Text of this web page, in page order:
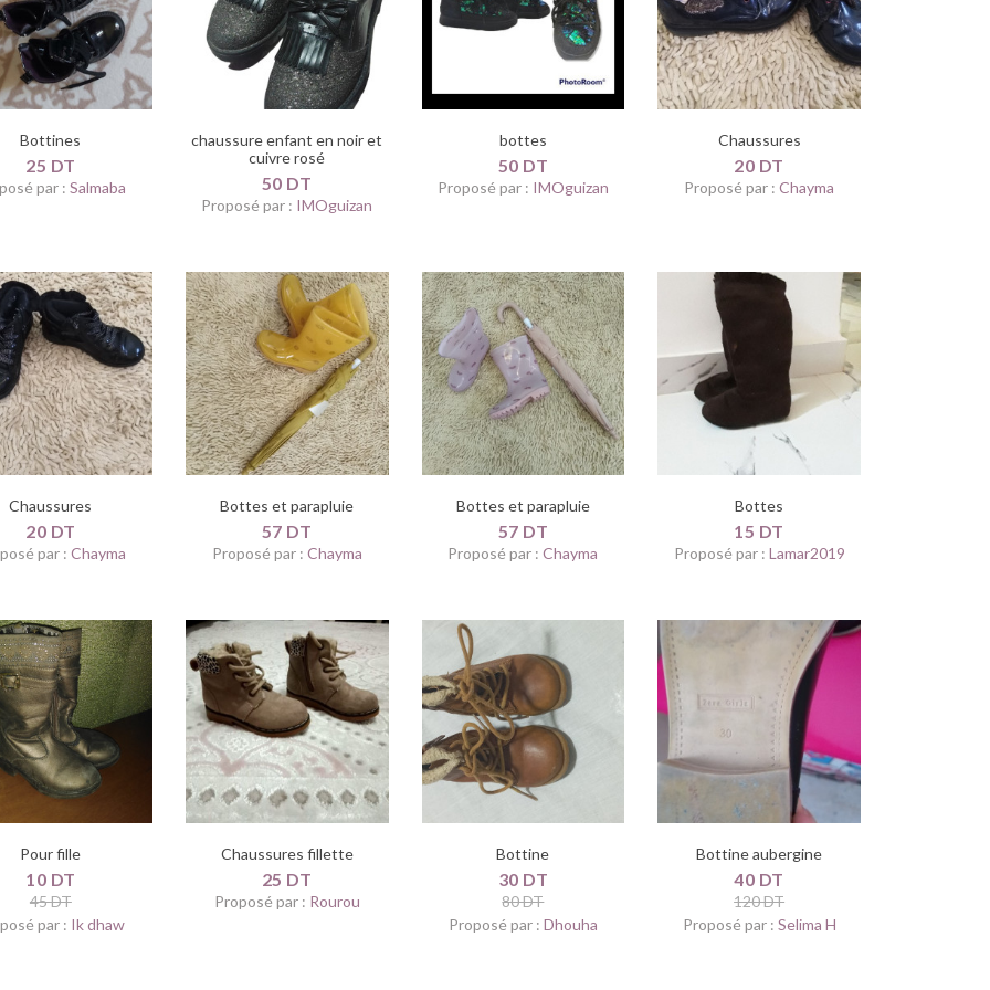
Bottines
25 DT
par :Salmaba
chaussure enfant en noir et
cuivre rosé
50 DT
Proposé par : IMOguizan
bottes
50 DT
Proposé par : IMOguizan
Chaussures
20 DT
Proposé par :Chayma
Chaussures
20 DT
par : Chayma
Bottes et parapluie
57 DT
Proposé par : Chayma
Bottes et parapluie
57 DT
Proposé par :Chayma
Bottes
15 DT
Proposé par : Lamar2019
Pour fille
10 DT
45 DT
par : Ik dhaw
Chaussures fillette
25 DT
Proposé par : Rourou
Bottine
30 DT
80 DT
Proposé par : Dhouha
Bottine aubergine
40 DT
120 DT
Proposé par : Selima H